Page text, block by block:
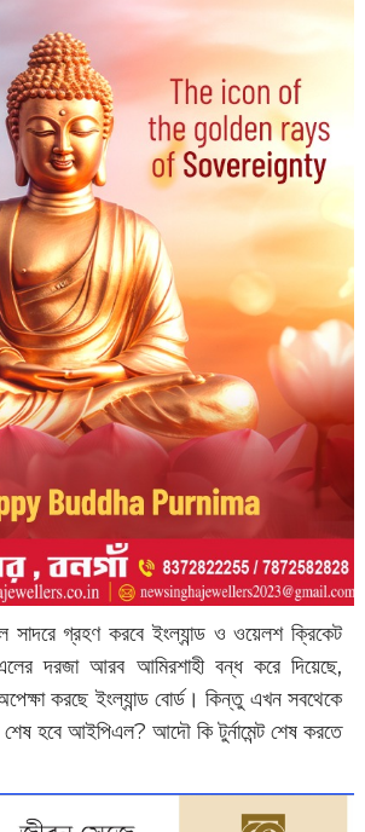
গ্রহণ করবে ইংল্যান্ড ও ওয়েলশ ক্রিকেট
দরজা আরব আমিরশাহী বন্ধ করে দিয়েছে,
করছে ইংল্যান্ড বোর্ড। কিন্তু এখন সবথেকে
হবে আইপিএল? আদৌ কি টুর্নামেন্ট শেষ করতে